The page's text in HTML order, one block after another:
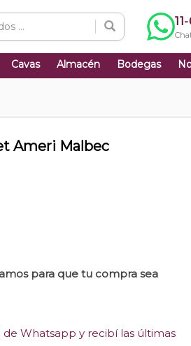
Cavas Almacén Bodegas
Ameri Malbec
para que tu compra sea
Whatsapp y recibí las últimas